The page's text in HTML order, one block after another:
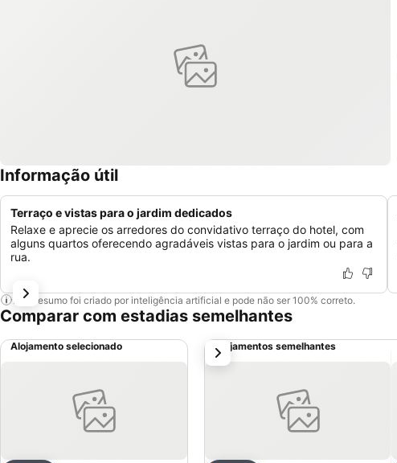
Informação útil
Terraço e vistas para o jardim dedicados
Relaxe e aprecie os arredores do convidativo terraço do hotel, com
alguns quartos oferecendo agradáveis vistas para o jardim ou para a
rua.
Este resumo foi criado por inteligência artificial e pode não ser 100% correto.
Comparar com estadias semelhantes
Alojamento selecionado Alojamentos semelhantes
próximo